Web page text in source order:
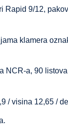
Rapid 9/12,
klamera
NCR-a, 90
/ visina 12,65 /